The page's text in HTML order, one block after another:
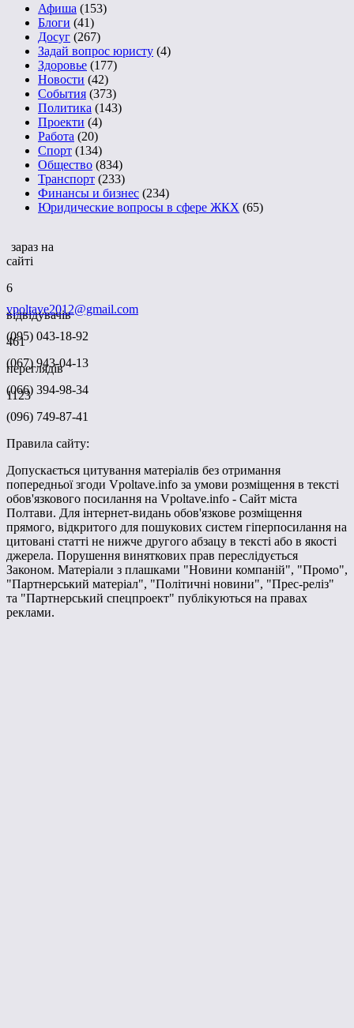
Афиша (153)
Блоги (41)
Досуг (267)
Задай вопрос юристу (4)
Здоровье (177)
Новости (42)
События (373)
Политика (143)
Проекти (4)
Работа (20)
Спорт (134)
Общество (834)
Транспорт (233)
Финансы и бизнес (234)
Юридические вопросы в сфере ЖКХ (65)
зараз на
сайті
6
відвідувачів
461
переглядів
1123
vpoltave2012@gmail.com
(095) 043-18-92
(067) 943-04-13
(066) 394-98-34
(096) 749-87-41
Правила сайту:
Допускається цитування матеріалів без отримання
попередньої згоди Vpoltave.info за умови розміщення в тексті
обов'язкового посилання на Vpoltave.info - Сайт міста
Полтави. Для інтернет-видань обов'язкове розміщення
прямого, відкритого для пошукових систем гіперпосилання на
цитовані статті не нижче другого абзацу в тексті або в якості
джерела. Порушення виняткових прав переслідується
Законом. Матеріали з плашками "Новини компаній", "Промо",
"Партнерський матеріал", "Політичні новини", "Прес-реліз"
та "Партнерський спецпроект" публікуються на правах
реклами.